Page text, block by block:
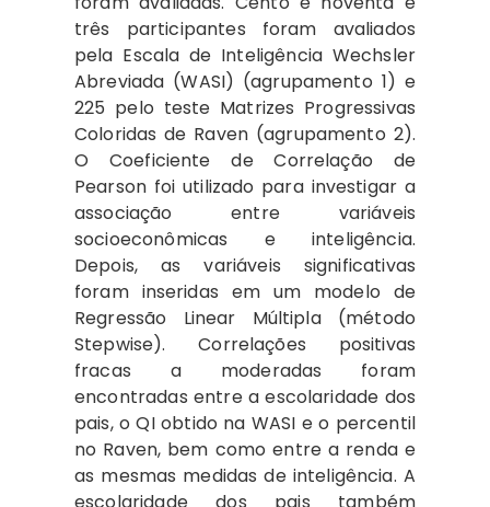
três participantes foram avaliados
pela Escala de Inteligência Wechsler
Abreviada (WASI) (agrupamento 1) e
225 pelo teste Matrizes Progressivas
Coloridas de Raven (agrupamento 2).
O Coeficiente de Correlação de
Pearson foi utilizado para investigar a
associação entre variáveis
socioeconômicas e inteligência.
Depois, as variáveis significativas
foram inseridas em um modelo de
Regressão Linear Múltipla (método
Stepwise). Correlações positivas
fracas a moderadas foram
encontradas entre a escolaridade dos
pais, o QI obtido na WASI e o percentil
no Raven, bem como entre a renda e
as mesmas medidas de inteligência. A
escolaridade dos pais também